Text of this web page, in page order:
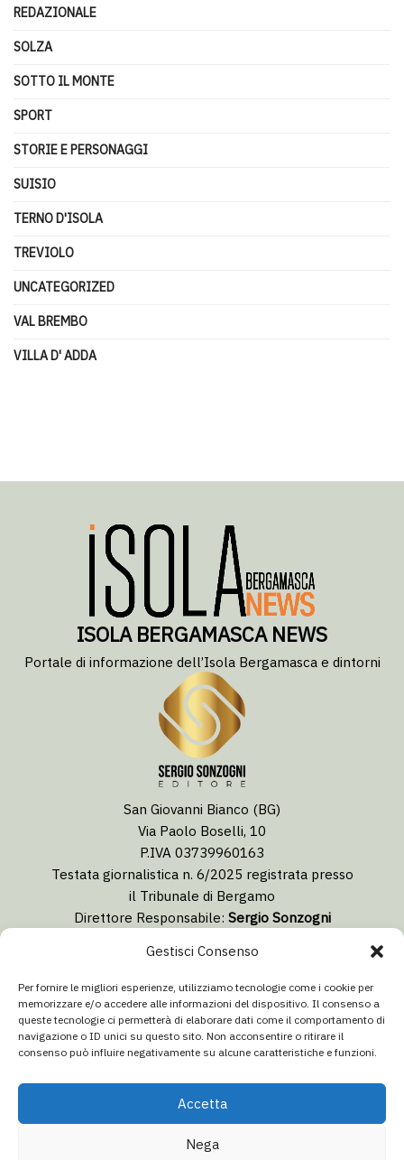
Gestisci Consenso
Per fornire le migliori esperienze, utilizziamo tecnologie come i cookie per
memorizzare e/o accedere alle informazioni del dispositivo. Il consenso a
queste tecnologie ci permetterà di elaborare dati come il comportamento di
navigazione o ID unici su questo sito. Non acconsentire o ritirare il
consenso può influire negativamente su alcune caratteristiche e funzioni.
Accetta
Nega
REDAZIONALE
SOLZA
SOTTO IL MONTE
SPORT
STORIE E PERSONAGGI
SUISIO
TERNO D'ISOLA
TREVIOLO
UNCATEGORIZED
VAL BREMBO
VILLA D' ADDA
ISOLA BERGAMASCA NEWS
Portale di informazione dell’Isola Bergamasca e dintorni
San Giovanni Bianco (BG)
Via Paolo Boselli, 10
P.IVA 03739960163
Testata giornalistica n. 6/2025 registrata presso
il Tribunale di Bergamo
Direttore Responsabile: Sergio Sonzogni
redazione@isolabergamascanews.it
info@italiacommunication.com
Telefono: 0345 41834